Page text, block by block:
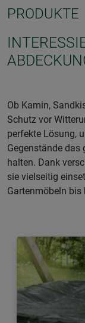
PRODUKTE
Ob Kamin,
Schutz vor
perfekte Lösung,
Gegenstände das
halten. Dank
sie vielseitig
Gartenmöbeln